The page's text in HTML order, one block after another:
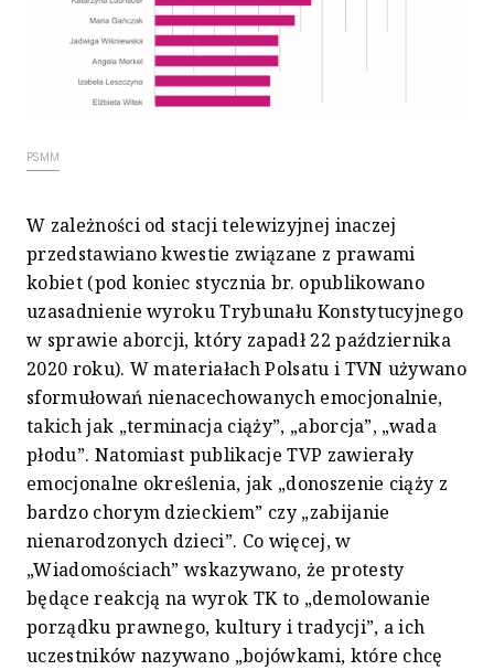
PSMM
W zależności od stacji telewizyjnej inaczej
przedstawiano kwestie związane z prawami
kobiet (pod koniec stycznia br. opublikowano
uzasadnienie wyroku Trybunału Konstytucyjnego
w sprawie aborcji, który zapadł 22 października
2020 roku). W materiałach Polsatu i TVN używano
sformułowań nienacechowanych emocjonalnie,
takich jak „terminacja ciąży”, „aborcja”, „wada
płodu”. Natomiast publikacje TVP zawierały
emocjonalne określenia, jak „donoszenie ciąży z
bardzo chorym dzieckiem” czy „zabijanie
nienarodzonych dzieci”. Co więcej, w
„Wiadomościach” wskazywano, że protesty
będące reakcją na wyrok TK to „demolowanie
porządku prawnego, kultury i tradycji”, a ich
uczestników nazywano „bojówkami, które chcę